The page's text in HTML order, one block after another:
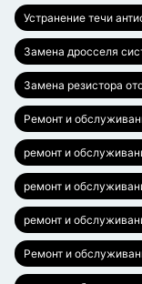
Устранение течи
Замена дросселя
Замена резистора
Ремонт и
ремонт и
ремонт и
ремонт и
Ремонт и